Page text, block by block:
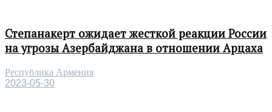
Степанакерт ожидает жесткой реакции России
на угрозы Азербайджана в отношении Арцаха
Республика Армения
2023-05-30